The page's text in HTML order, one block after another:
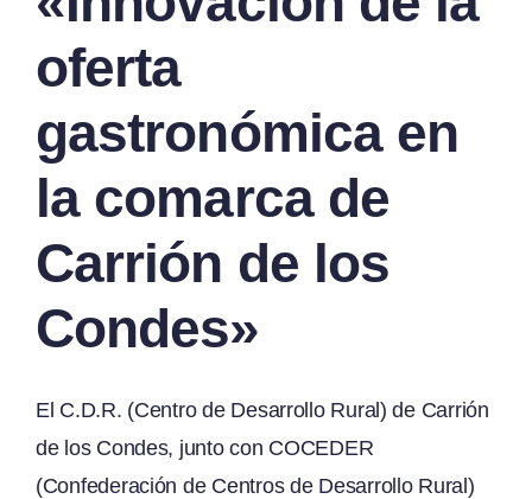
oferta
gastronómica en
la comarca de
Carrión de los
Condes»
El C.D.R. (Centro de Desarrollo Rural) de Carrión
de los Condes, junto con COCEDER
(Confederación de Centros de Desarrollo Rural)